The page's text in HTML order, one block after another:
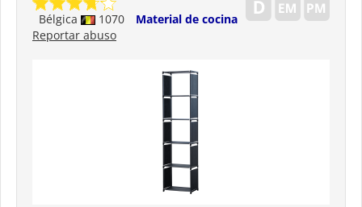
Bélgica 1070
Material de cocina
Reportar abuso